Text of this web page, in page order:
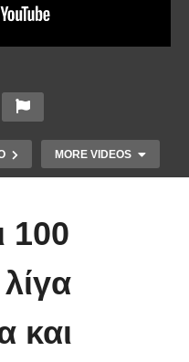
MORE VIDEOS
100
και